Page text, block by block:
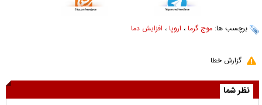
برچسب ها: موج گرما ، اروپا ، افزایش دما
گزارش خطا
نظر شما